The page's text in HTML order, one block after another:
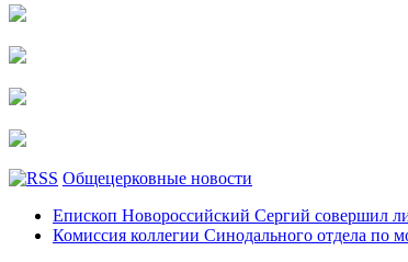
Общецерковные новости
Епископ Новороссийский Сергий совершил
Комиссия коллегии Синодального отдела